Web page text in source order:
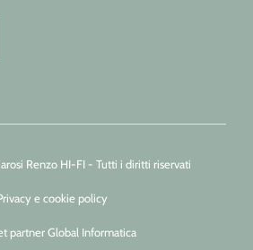
Renzo HI-FI - Tutti i diritti riservati
e cookie policy
partner Global Informatica